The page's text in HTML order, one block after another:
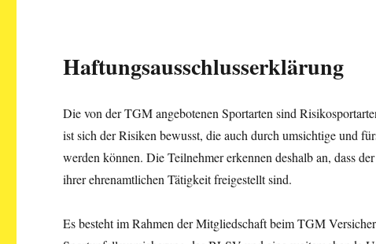
Haftungsausschlusserklärung
Die von der TGM angebotenen Sportarten sind
ist sich der Risiken bewusst, die auch durch umsichtige und
werden können. Die Teilnehmer erkennen deshalb an, dass
ihrer ehrenamtlichen Tätigkeit freigestellt sind.
Es besteht im Rahmen der Mitgliedschaft beim TGM